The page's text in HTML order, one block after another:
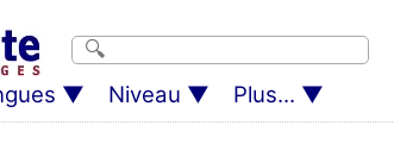
Niveau Plus...